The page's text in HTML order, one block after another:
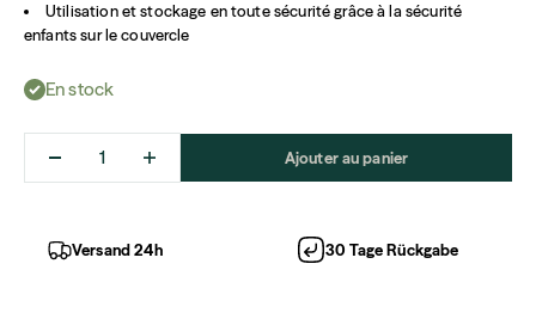
Utilisation et stockage en toute sécurité grâce à la sécurité
enfants sur le couvercle
En stock
Ajouter au panier
Versand 24h 30 Tage Rückgabe